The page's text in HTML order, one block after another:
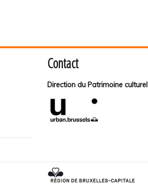
Contact
Direction du Patrimoine culturel